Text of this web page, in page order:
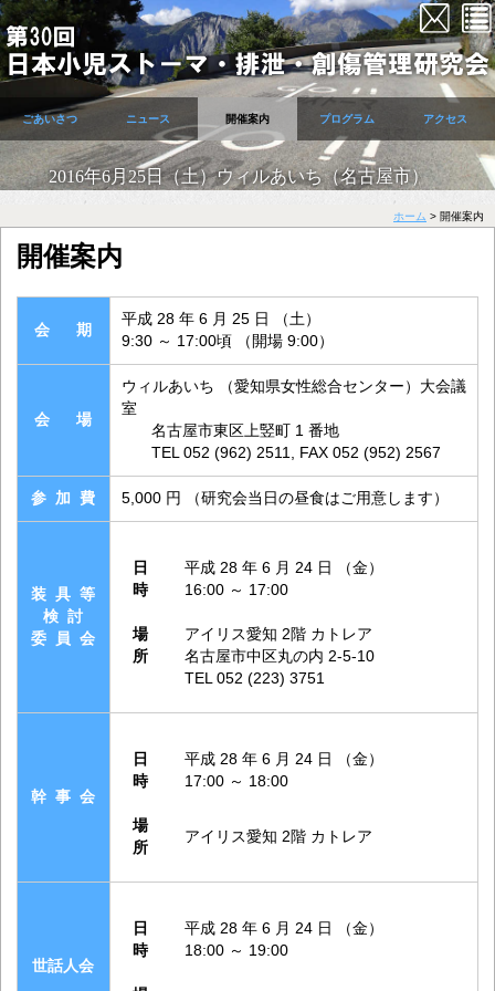
ごあいさつ ニュース 開催案内 プログラム アクセス
ホーム > 開催案内
開催案内
会 期
平成 28 年 6 月 25 日 （土）
9:30 ～ 17:00頃 （開場 9:00）
会 場
ウィルあいち （愛知県女性総合センター）大会議
室
名古屋市東区上竪町 1 番地
TEL 052 (962) 2511, FAX 052 (952) 2567
参 加 費 5,000 円 （研究会当日の昼食はご用意します）
装 具 等
検 討
委 員 会
日
時
平成 28 年 6 月 24 日 （金）
16:00 ～ 17:00
場
所
アイリス愛知 2階 カトレア
名古屋市中区丸の内 2-5-10
TEL 052 (223) 3751
幹 事 会
日
時
平成 28 年 6 月 24 日 （金）
17:00 ～ 18:00
場
所
アイリス愛知 2階 カトレア
世話人会
日
時
平成 28 年 6 月 24 日 （金）
18:00 ～ 19:00